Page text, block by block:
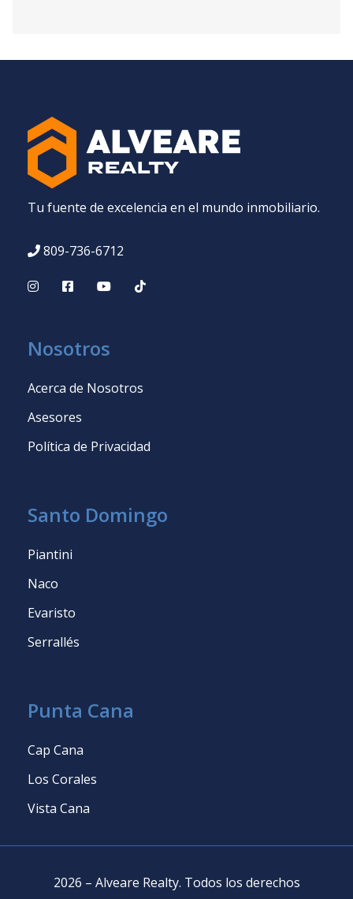
Tu fuente de excelencia en el mundo inmobiliario.
809-736-6712
Nosotros
Acerca de Nosotros
Asesores
Política de Privacidad
Santo Domingo
Piantini
Naco
Evaristo
Serrallés
Punta Cana
Cap Cana
Los Corales
Vista Cana
2026 – Alveare Realty. Todos los derechos